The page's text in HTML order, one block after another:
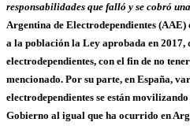
responsabilidades que falló y se cobró
Argentina de Electrodependientes
a la población la Ley aprobada en 2017,
electrodependientes, con el fin de no
mencionado. Por su parte, en España,
electrodependientes se están
Gobierno al igual que ha ocurrido en